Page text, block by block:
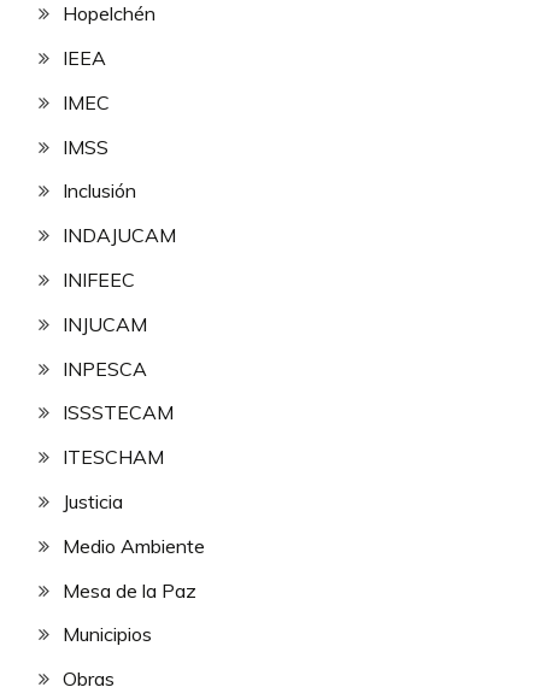
Hopelchén
IEEA
IMEC
IMSS
Inclusión
INDAJUCAM
INIFEEC
INJUCAM
INPESCA
ISSSTECAM
ITESCHAM
Justicia
Medio Ambiente
Mesa de la Paz
Municipios
Obras